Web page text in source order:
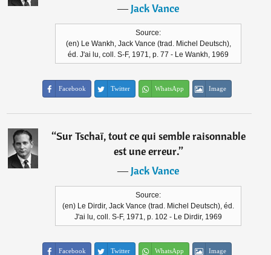
―Jack Vance
Source:
(en) Le Wankh, Jack Vance (trad. Michel Deutsch),
éd. J'ai lu, coll. S-F, 1971, p. 77 - Le Wankh, 1969
Facebook Twitter WhatsApp Image
“Sur Tschaï, tout ce qui semble raisonnable
est une erreur.”
―Jack Vance
Source:
(en) Le Dirdir, Jack Vance (trad. Michel Deutsch), éd.
J'ai lu, coll. S-F, 1971, p. 102 - Le Dirdir, 1969
Facebook Twitter WhatsApp Image